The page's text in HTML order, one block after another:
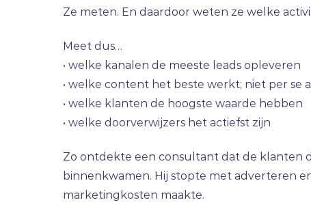
Ze meten. En daardoor weten ze welke
Meet dus…
• welke kanalen de meeste leads opleveren
• welke content het beste werkt; niet per se
• welke klanten de hoogste waarde hebben
• welke doorverwijzers het actiefst zijn
Zo ontdekte een consultant dat de klanten
binnenkwamen. Hij stopte met adverteren
marketingkosten maakte.